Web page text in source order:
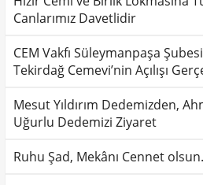
Canlarımız Davetlidir
CEM Vakfı Süleymanpaşa Şubesi
Tekirdağ Cemevi’nin Açılışı
Mesut Yıldırım Dedemizden,
Uğurlu Dedemizi Ziyaret
Ruhu Şad, Mekânı Cennet olsun.